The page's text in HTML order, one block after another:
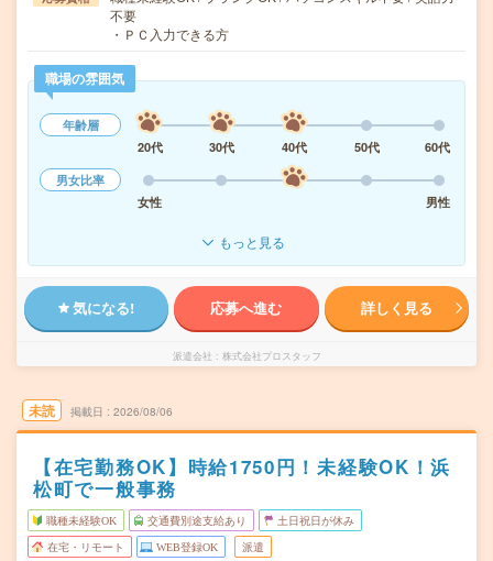
不要
・ＰＣ入力できる方
職場の雰囲気
年齢層
20代
30代 40代 50代
60代
男女比率
女性
男性
もっと見る
気になる! 応募へ進む 詳しく見る
派遣会社 株式会社プロスタッフ
未読 掲載日 2026/08/06
【在宅勤務OK】時給1750円！未経験OK！浜
松町で一般事務
職種未経験OK 交通費別途支給あり 土日祝日が休み
在宅・リモート WEB登録OK 派遣